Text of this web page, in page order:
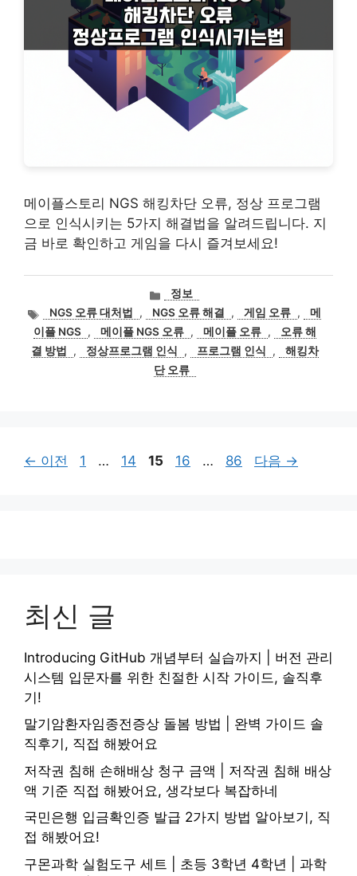
메이플스토리 NGS 해킹차단 오류, 정상 프로그램
으로 인식시키는 5가지 해결법을 알려드립니다. 지
금 바로 확인하고 게임을 다시 즐겨보세요!
카
테
고
리
정보
태
그
NGS 오류 대처법 , NGS 오류 해결 , 게임 오류 ,
메
이플 NGS , 메이플 NGS 오류 , 메이플 오류 ,
오류 해
결 방법
, 정상프로그램 인식 , 프로그램 인식 ,
해킹차
단 오류
← 이전
페
1 …
페
14
페
15
페
16 …
페
86 다음 →
최신 글
Introducing GitHub 개념부터 실습까지 | 버전 관리
시스템 입문자를 위한 친절한 시작 가이드, 솔직후
기!
말기암환자임종전증상 돌봄 방법 | 완벽 가이드 솔
직후기, 직접 해봤어요
저작권 침해 손해배상 청구 금액 | 저작권 침해 배상
액 기준 직접 해봤어요, 생각보다 복잡하네
국민은행 입금확인증 발급 2가지 방법 알아보기, 직
접 해봤어요!
구몬과학 실험도구 세트 | 초등 3학년 4학년 | 과학